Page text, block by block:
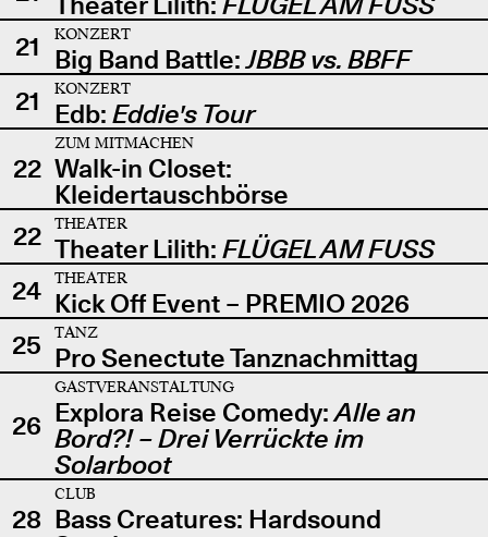
21
KONZERT
Big Band Battle:JBBB vs. BBFF
21
KONZERT
Edb: Eddie's Tour
22
ZUM MITMACHEN
Walk-in Closet:
Kleidertauschbörse
22
THEATER
Theater Lilith: FLÜGEL AM FUSS
24
THEATER
Kick Off Event – PREMIO 2026
25
TANZ
Pro Senectute Tanznachmittag
26
GASTVERANSTALTUNG
Explora Reise Comedy:Alle an
Bord?! – Drei Verrückte im
Solarboot
28
CLUB
Bass Creatures: Hardsound